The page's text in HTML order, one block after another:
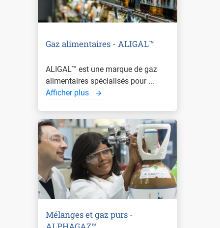
Gaz alimentaires - ALIGAL™
ALIGAL™ est une marque de gaz
alimentaires spécialisés pour ...
Afficher plus
Mélanges et gaz purs -